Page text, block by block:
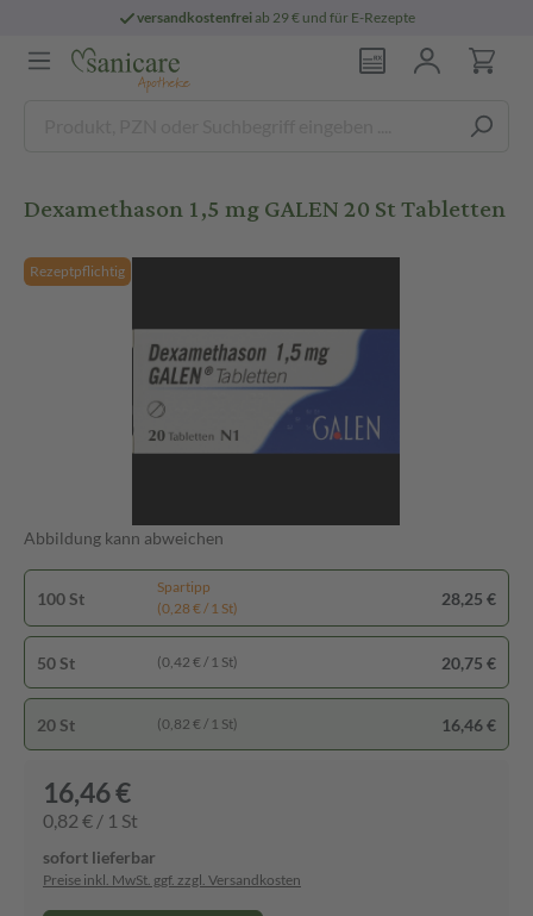
versandkostenfreiab 29 € und für E-Rezepte
Dexamethason 1,5 mg GALEN 20 St Tabletten
Rezeptpflichtig
Abbildung kann abweichen
100 St
Spartipp
(0,28 € / 1 St)
28,25 €
50 St (0,42 € / 1 St) 20,75 €
20 St (0,82 € / 1 St) 16,46 €
16,46 €
0,82 € / 1 St
sofort lieferbar
Preise inkl. MwSt. ggf. zzgl. Versandkosten